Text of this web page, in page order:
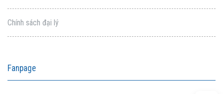
Chính sách đại lý
Fanpage